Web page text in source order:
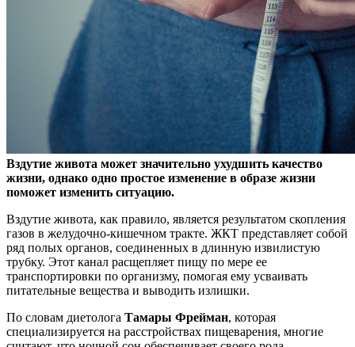
Вздутие живота может значительно ухудшить качество
жизни, однако одно простое изменение в образе жизни
поможет изменить ситуацию.
Вздутие живота, как правило, является результатом скопления
газов в желудочно-кишечном тракте. ЖКТ представляет собой
ряд полых органов, соединенных в длинную извилистую
трубку. Этот канал расщепляет пищу по мере ее
транспортировки по организму, помогая ему усваивать
питательные вещества и выводить излишки.
По словам диетолога Тамары Фрейман, которая
специализируется на расстройствах пищеварения, многие